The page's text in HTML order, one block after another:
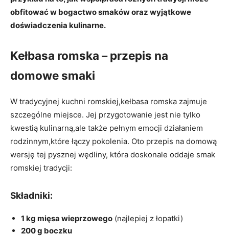
obfitować w bogactwo smaków oraz wyjątkowe
doświadczenia kulinarne.
Kełbasa romska – przepis na
domowe smaki
W tradycyjnej kuchni romskiej,kełbasa romska zajmuje
szczególne miejsce. Jej przygotowanie jest nie tylko
kwestią kulinarną,ale także pełnym emocji działaniem
rodzinnym,które łączy pokolenia. Oto przepis na domową
wersję tej pysznej wędliny, która doskonale oddaje smak
romskiej tradycji:
Składniki:
1 kg mięsa wieprzowego (najlepiej z łopatki)
200 g boczku